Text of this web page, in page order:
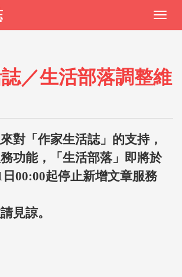
／生活部落調整維
對「作家生活誌」的支持，
功能，「生活部落」即將於
日00:00起停止新增文章服務
見諒。